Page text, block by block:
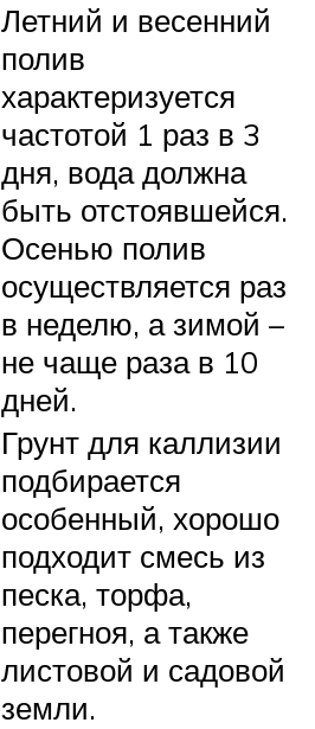
Летний и весенний
полив
характеризуется
частотой 1 раз в 3
дня, вода должна
быть отстоявшейся.
Осенью полив
осуществляется раз
в неделю, а зимой –
не чаще раза в 10
дней.
Грунт для каллизии
подбирается
особенный, хорошо
подходит смесь из
песка, торфа,
перегноя, а также
листовой и садовой
земли.